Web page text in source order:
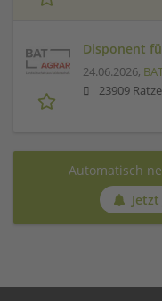
Disponent
24.06.2026,
23909
Automatisch